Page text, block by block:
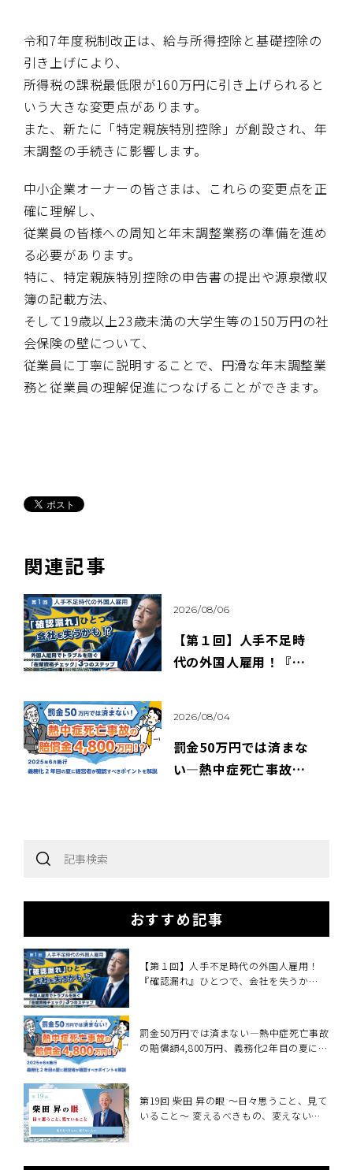
令和7年度税制改正は、給与所得控除と基礎控除の
引き上げにより、
所得税の課税最低限が160万円に引き上げられると
いう大きな変更点があります。
また、新たに「特定親族特別控除」が創設され、年
末調整の手続きに影響します。
中小企業オーナーの皆さまは、これらの変更点を正
確に理解し、
従業員の皆様への周知と年末調整業務の準備を進め
る必要があります。
特に、特定親族特別控除の申告書の提出や源泉徴収
簿の記載方法、
そして 19歳以上23歳未満の大学生等の150万円の社
会保険の壁について、
従業員に丁寧に説明することで、円滑な年末調整業
務と従業員の理解促進につなげることができます。
関連記事
2026/08/06
【第１回】人手不足時
代の外国人雇用！『確
2026/08/04
罰金50万円では済まな
い―熱中症死亡事故の
業向けに解説～
おすすめ記事
【第１回】人手不足時代の外国人雇用！
『確認漏れ』ひとつで、会社を失うか
罰金50万円では済まない―熱中症死亡事故
の賠償額4,800万円、義務化2年目の夏に経
第19回 柴田 昇の眼 ～日々思うこと、見て
いること～ 変えるべきもの、変えないも